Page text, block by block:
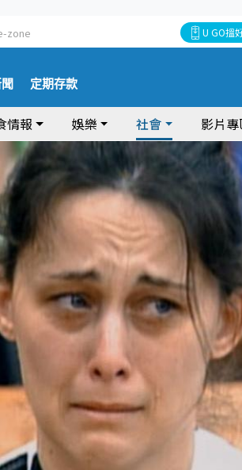
zone U GO搵
定期存款
情報 娛樂 社會 影片